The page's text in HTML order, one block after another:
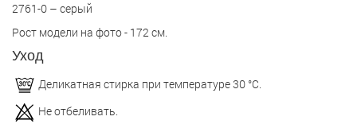
2761-0 – серый
Рост модели на фото - 172 см.
Уход
Деликатная стирка при температуре 30 °С.
Не отбеливать.